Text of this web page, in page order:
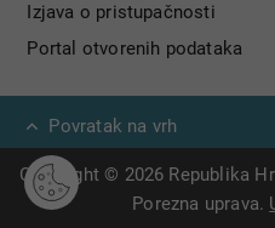
Izjava o pristupačnosti
Portal otvorenih podataka
Povratak na vrh
Copyright © 2026 Republika
Porezna uprava.